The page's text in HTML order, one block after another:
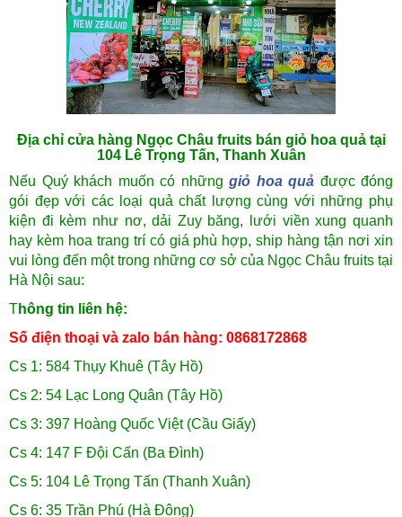
Địa chỉ cửa hàng Ngọc Châu fruits bán giỏ hoa quả tại
104 Lê Trọng Tấn, Thanh Xuân
Nếu Quý khách muốn có những giỏ hoa quả được đóng
gói đẹp với các loại quả chất lượng cùng với những phụ
kiện đi kèm như nơ, dải Zuy băng, lưới viền xung quanh
hay kèm hoa trang trí có giá phù hợp, ship hàng tận nơi xin
vui lòng đến một trong những cơ sở của Ngọc Châu fruits tại
Hà Nội sau:
Thông tin liên hệ:
Số điện thoại và zalo bán hàng: 0868172868
Cs 1: 584 Thụy Khuê (Tây Hồ)
Cs 2: 54 Lạc Long Quân (Tây Hồ)
Cs 3: 397 Hoàng Quốc Việt (Cầu Giấy)
Cs 4: 147 F Đội Cấn (Ba Đình)
Cs 5: 104 Lê Trọng Tấn (Thanh Xuân)
Cs 6: 35 Trần Phú (Hà Đông)